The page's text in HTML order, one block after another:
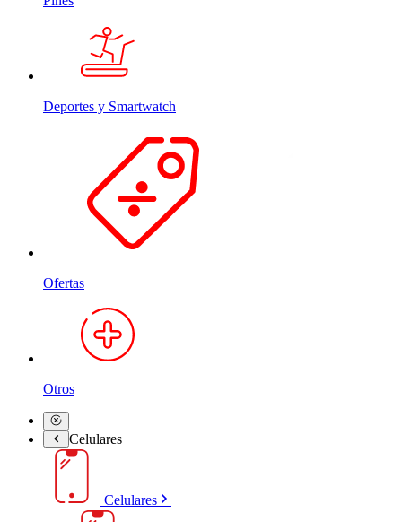
Deportes y Smartwatch
Ofertas
Otros
Celulares
Celulares